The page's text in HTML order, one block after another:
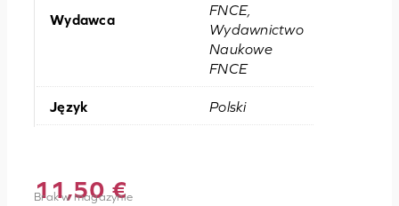
Wydawca
FNCE,
Wydawnictwo
Naukowe
FNCE
Język Polski
11,50€
Brak w magazynie